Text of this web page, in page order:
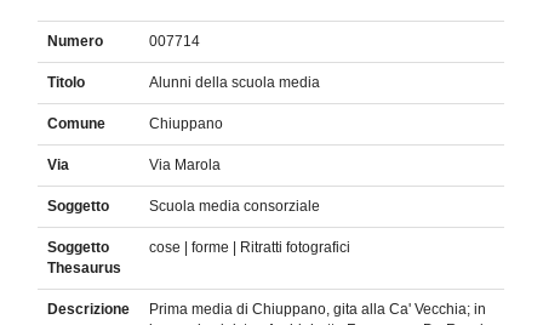
Numero 007714
Titolo Alunni della scuola media
Comune Chiuppano
Via Via Marola
Soggetto Scuola media consorziale
Soggetto
Thesaurus
cose | forme | Ritratti fotografici
Descrizione
Prima media di Chiuppano, gita alla Ca' Vecchia; in